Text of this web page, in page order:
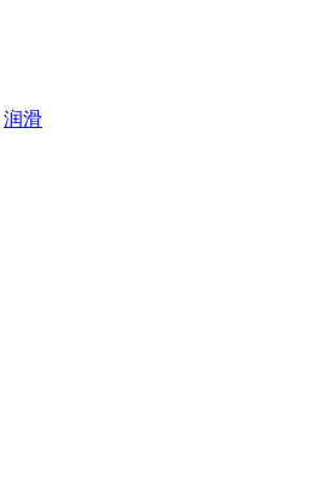
润滑